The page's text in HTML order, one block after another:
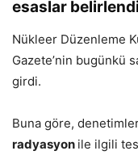
esaslar
Nükleer Düzenleme
Gazete’nin bugünkü
girdi.
Buna göre,
radyasyon ile ilgili